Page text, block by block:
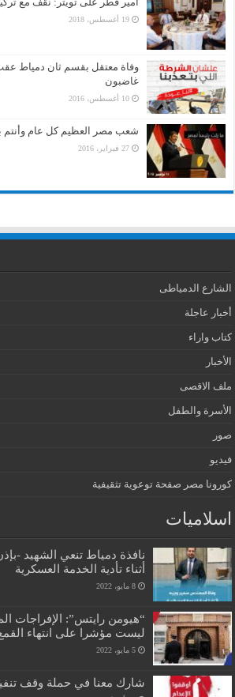
19 أغسطس، 2018
وفاة معتقل بقسم ثان دمياط
غاضبون
10 أغسطس، 2016
شعب مصر العظيم كل عام وأنتم
27 فبراير، 2016
الشارع الدمياطى
أخبار عاجلة
كتاب واراء
الأخبار
ملف الاقصى
الأسرة والطفل
صور
فيديو
كورونا مصر صفحة توعوية تثقيفية
اسلاميات
نافذة دمياط تنعي الشهيد -
أثناء تأدية الخدمة العسكرية
8 مايو، 2022
“هيومن رايتس”: الإفراجات
ليست مؤشرا على انتهاء
5 مايو، 2022
شارك معنا في حملة وقف تنفيذ